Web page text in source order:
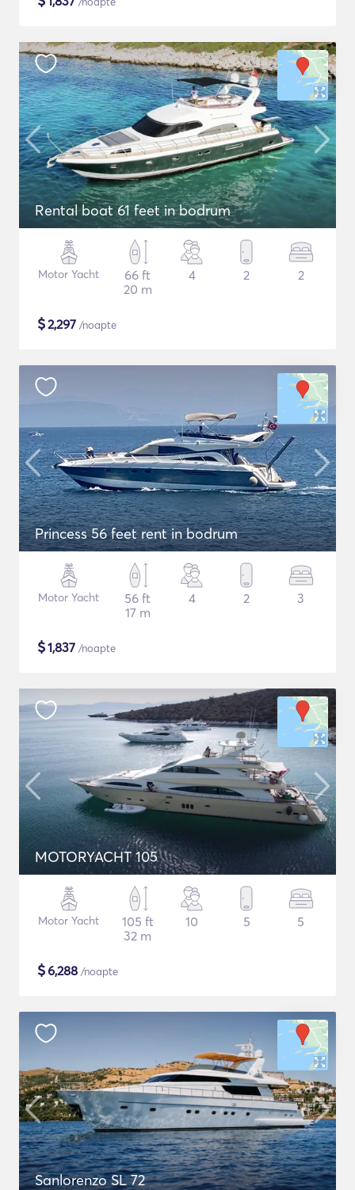
Rental boat 61 feet in bodrum
Motor Yacht
66 ft
20 m
4 2 2
$2,297 /noapte
Princess 56 feet rent in bodrum
Motor Yacht
56 ft
17 m
4 2 3
$1,837 /noapte
MOTORYACHT 105
Motor Yacht
105 ft
32 m
10 5 5
$6,288 /noapte
Sanlorenzo SL 72